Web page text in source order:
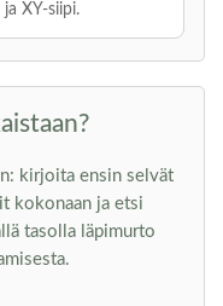
XY-siipi.
kirjoita ensin selvät
kokonaan ja etsi
tasolla läpimurto